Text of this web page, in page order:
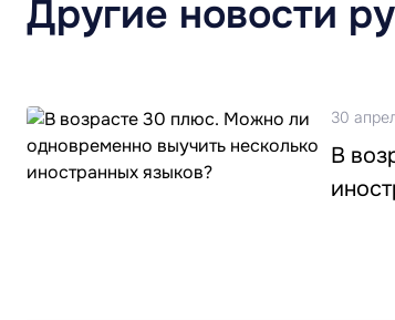
Другие новости
30
В